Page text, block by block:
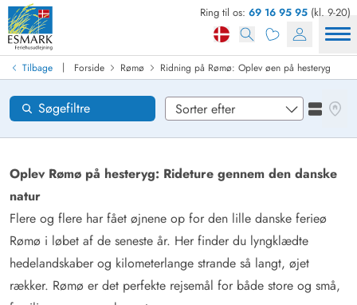
Ring til os: 69 16 95 95 (kl. 9-20)
Tilbage | Forside Rømø Ridning på Rømø: Oplev øen på hesteryg
Oplev Rømø på hesteryg: Rideture gennem den danske
natur
Flere og flere har fået øjnene op for den lille danske ferieø
Rømø i løbet af de seneste år. Her finder du lyngklædte
hedelandskaber og kilometerlange strande så langt, øjet
rækker. Rømø er det perfekte rejsemål for både store og små,
Søgefiltre
Se
Find sommerhus
Ankomst
Områder
Ønsker til huset Nulstil
Loading...